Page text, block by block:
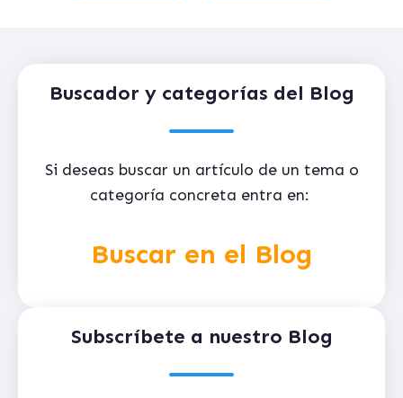
Buscador y categorías del Blog
Si deseas buscar un artículo de un tema o
categoría concreta entra en:
Buscar en el Blog
Subscríbete a nuestro Blog